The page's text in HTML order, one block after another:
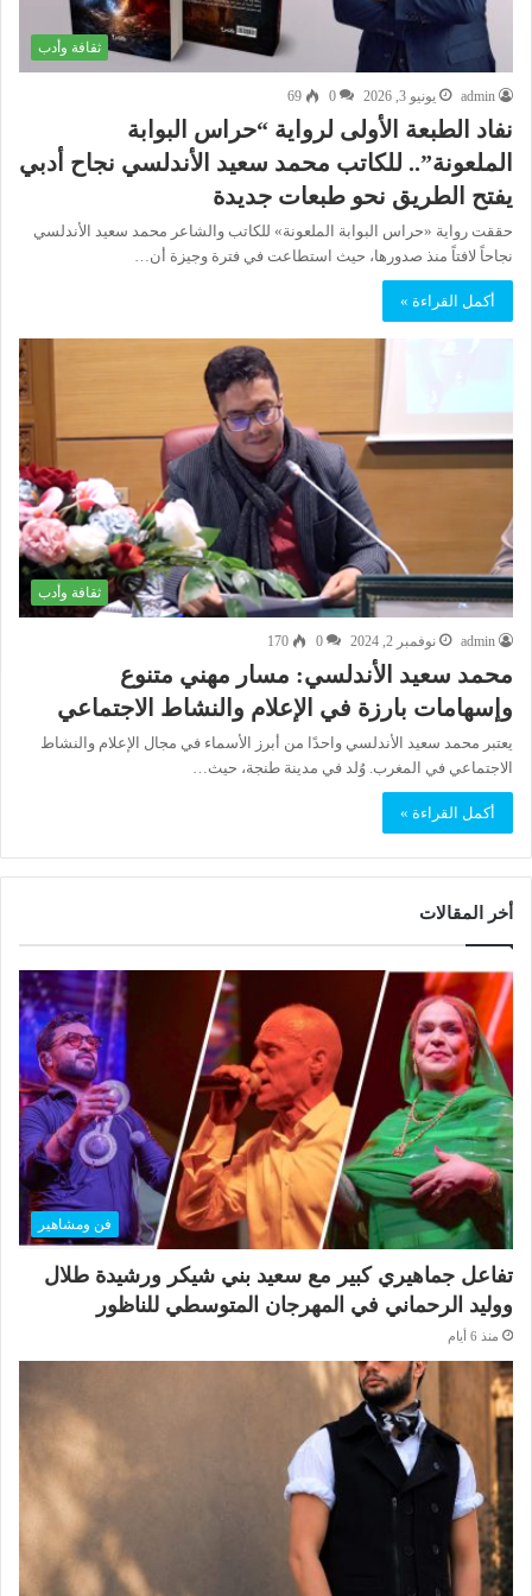
ثقافة وأدب
admin يونيو 3, 2026 0
69
نفاد الطبعة الأولى لرواية “حراس البوابة
الملعونة”.. للكاتب محمد سعيد الأندلسي نجاح أدبي
يفتح الطريق نحو طبعات جديدة
حققت رواية «حراس البوابة الملعونة» للكاتب والشاعر محمد سعيد الأندلسي
نجاحاً لافتاً منذ صدورها، حيث استطاعت في فترة وجيزة أن…
أكمل القراءة »
ثقافة وأدب
admin نوفمبر 2, 2024 0
170
محمد سعيد الأندلسي: مسار مهني متنوع
وإسهامات بارزة في الإعلام والنشاط الاجتماعي
يعتبر محمد سعيد الأندلسي واحدًا من أبرز الأسماء في مجال الإعلام والنشاط
الاجتماعي في المغرب. وُلد في مدينة طنجة، حيث…
أكمل القراءة »
أخر المقالات
فن ومشاهير
تفاعل جماهيري كبير مع سعيد بني شيكر ورشيدة طلال
ووليد الرحماني في المهرجان المتوسطي للناظور
منذ 6 أيام